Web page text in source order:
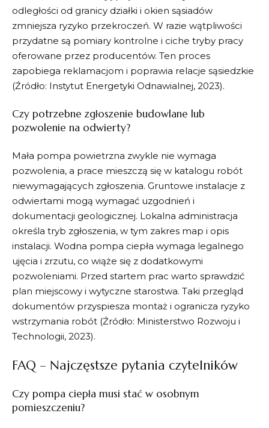
odległości od granicy działki i okien sąsiadów
zmniejsza ryzyko przekroczeń. W razie wątpliwości
przydatne są pomiary kontrolne i ciche tryby pracy
oferowane przez producentów. Ten proces
zapobiega reklamacjom i poprawia relacje sąsiedzkie
(Źródło: Instytut Energetyki Odnawialnej, 2023).
Czy potrzebne zgłoszenie budowlane lub
pozwolenie na odwierty?
Mała pompa powietrzna zwykle nie wymaga
pozwolenia, a prace mieszczą się w katalogu robót
niewymagających zgłoszenia. Gruntowe instalacje z
odwiertami mogą wymagać uzgodnień i
dokumentacji geologicznej. Lokalna administracja
określa tryb zgłoszenia, w tym zakres map i opis
instalacji. Wodna pompa ciepła wymaga legalnego
ujęcia i zrzutu, co wiąże się z dodatkowymi
pozwoleniami. Przed startem prac warto sprawdzić
plan miejscowy i wytyczne starostwa. Taki przegląd
dokumentów przyspiesza montaż i ogranicza ryzyko
wstrzymania robót (Źródło: Ministerstwo Rozwoju i
Technologii, 2023).
FAQ – Najczęstsze pytania czytelników
Czy pompa ciepła musi stać w osobnym
pomieszczeniu?